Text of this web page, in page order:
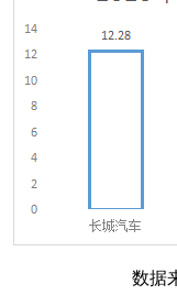
数据